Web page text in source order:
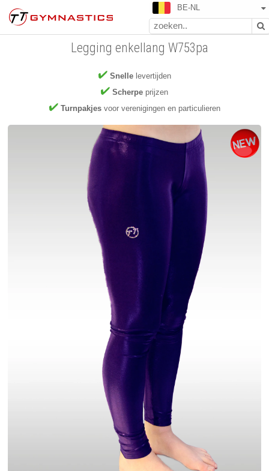
BE-NL
Snellelevertijden
Scherpe prijzen
Turnpakjesvoor verenigingen en particulieren
Legging enkellang W753pa